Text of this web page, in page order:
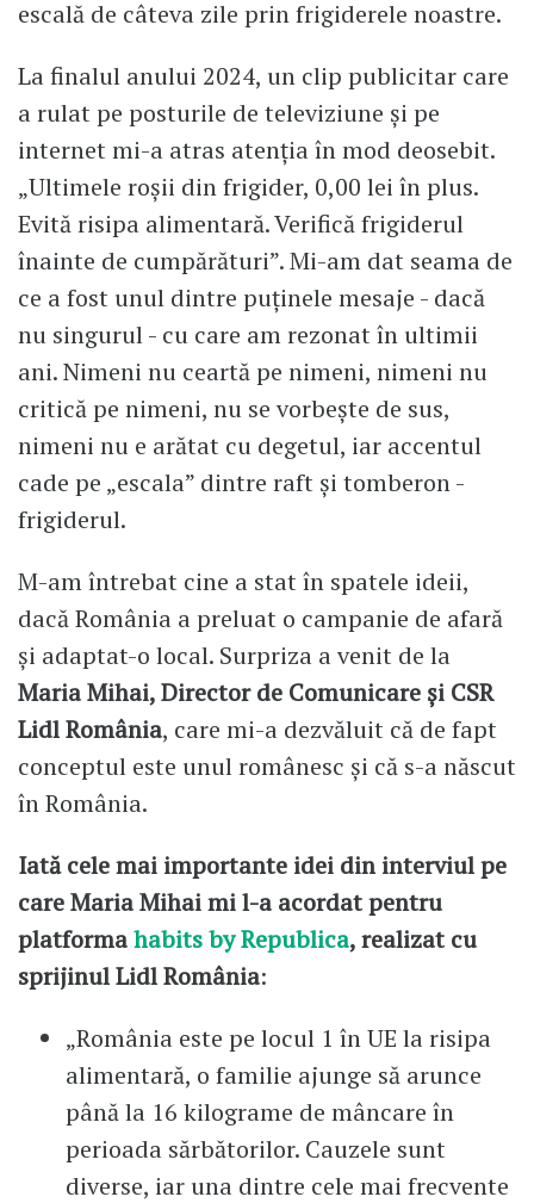
escală de câteva zile prin frigiderele noastre.
La finalul anului 2024, un clip publicitar care
a rulat pe posturile de televiziune și pe
internet mi-a atras atenția în mod deosebit.
„Ultimele roșii din frigider, 0,00 lei în plus.
Evită risipa alimentară. Verifică frigiderul
înainte de cumpărături”. Mi-am dat seama de
ce a fost unul dintre puținele mesaje - dacă
nu singurul - cu care am rezonat în ultimii
ani. Nimeni nu ceartă pe nimeni, nimeni nu
critică pe nimeni, nu se vorbește de sus,
nimeni nu e arătat cu degetul, iar accentul
cade pe „escala” dintre raft și tomberon -
frigiderul.
M-am întrebat cine a stat în spatele ideii,
dacă România a preluat o campanie de afară
și adaptat-o local. Surpriza a venit de la
Maria Mihai, Director de Comunicare și CSR
Lidl România, care mi-a dezvăluit că de fapt
conceptul este unul românesc și că s-a născut
în România.
Iată cele mai importante idei din interviul pe
care Maria Mihai mi l-a acordat pentru
platformahabits by Republica, realizat cu
sprijinul Lidl România:
„România este pe locul 1 în UE la risipa
alimentară, o familie ajunge să arunce
până la 16 kilograme de mâncare în
perioada sărbătorilor. Cauzele sunt
diverse, iar una dintre cele mai frecvente